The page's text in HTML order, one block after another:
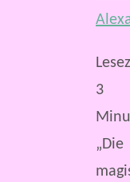
3
„Die